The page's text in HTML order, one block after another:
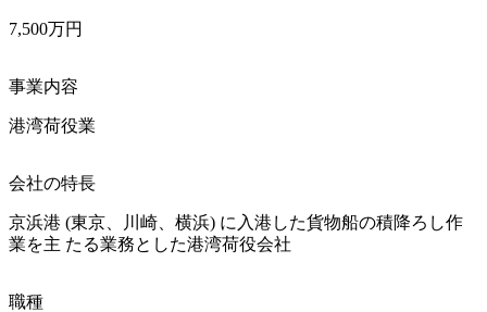
7,500万円
事業内容
港湾荷役業
会社の特長
京浜港 (東京、川崎、横浜) に入港した貨物船の積降ろし作
業を主 たる業務とした港湾荷役会社
職種